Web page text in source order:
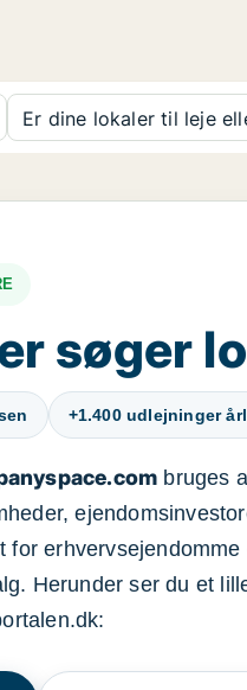
Er dine lokaler til leje
søger
+1.400 udlejninger
bruges
Herunder ser du et